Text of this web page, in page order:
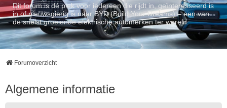
Dit forum is dé plek voor iedereen die rijdt in, geïnteresseerd is
in of nieuwsgierig is naar BYD (Build Your Dreams) – een van
de snelst groeiende elektrische automerken ter wereld.
Forumoverzicht
Algemene informatie